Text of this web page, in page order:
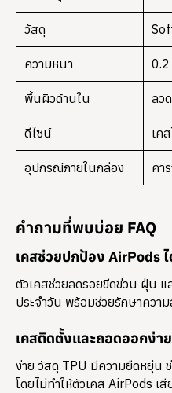
วัสดุ
ความหนา 0.2
พื้นผิวด้านใน ลว
ดีไซน์ เค
อุปกรณ์ภายในกล่อง คา
คำถามที่พบบ่อย FAQ
เคสช่วยปกป้อง AirPods
ตัวเคสช่วยลดรอยขีดข่วน ฝุ่น แ
ประจำวัน พร้อมช่วยรักษาควา
เคสติดตั้งและถอดออกง่า
ง่าย วัสดุ TPU มีความยืดหยุ่น
โดยไม่ทำให้ตัวเคส AirPods เสี